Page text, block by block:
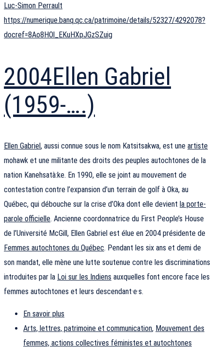
Luc-Simon Perrault
https://numerique.banq.qc.ca/patrimoine/details/52327/4292078?
docref=8Ao8HOl_EKuHXpJGzSZuig
2004Ellen Gabriel
(1959-….)
Ellen Gabriel, aussi connue sous le nom Katsitsakwa, est une artiste
mohawk et une militante des droits des peuples autochtones de la
nation Kanehsatà:ke. En 1990, elle se joint au mouvement de
contestation contre l’expansion d’un terrain de golf à Oka, au
Québec, qui débouche sur la crise d’Oka dont elle devient la porte-
parole officielle. Ancienne coordonnatrice du First People’s House
de l’Université McGill, Ellen Gabriel est élue en 2004 présidente de
Femmes autochtones du Québec. Pendant les six ans et demi de
son mandat, elle mène une lutte soutenue contre les discriminations
introduites par la Loi sur les Indiens auxquelles font encore face les
femmes autochtones et leurs descendant·e·s.
En savoir plus
Arts, lettres, patrimoine et communication, Mouvement des
femmes, actions collectives féministes et autochtones